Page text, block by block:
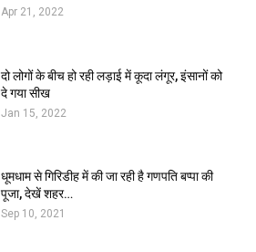
Apr 21, 2022
दो लोगों के बीच हो रही लड़ाई में कूदा लंगूर, इंसानों को
दे गया सीख
Jan 15, 2022
धूमधाम से गिरिडीह में की जा रही है गणपति बप्पा की
पूजा, देखें शहर…
Sep 10, 2021